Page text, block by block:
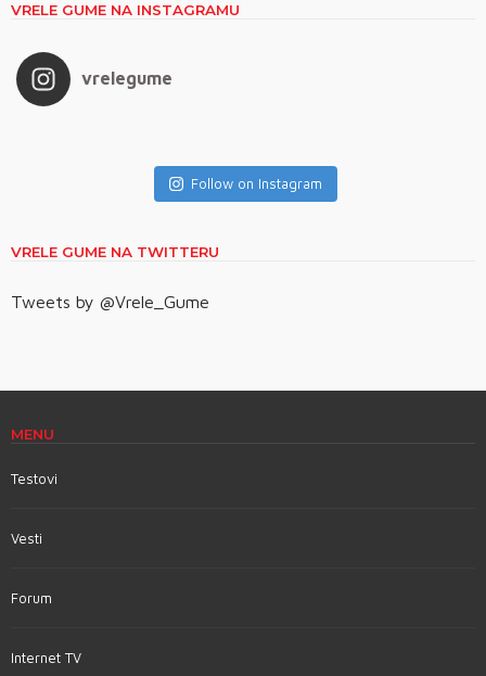
VRELE GUME NA INSTAGRAMU
vrelegume
Follow on Instagram
VRELE GUME NA TWITTERU
Tweets by @Vrele_Gume
MENU
Testovi
Vesti
Forum
Internet TV